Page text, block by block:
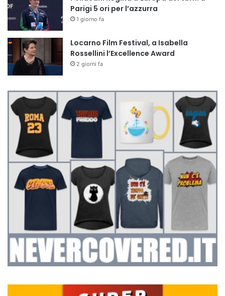
Parigi 5 ori per l’azzurra
1 giorno fa
Locarno Film Festival, a Isabella
Rossellini l’Excellence Award
2 giorni fa